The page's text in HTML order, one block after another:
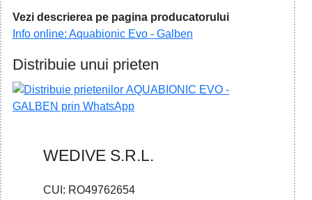
Vezi descrierea pe pagina producatorului
Info online: Aquabionic Evo - Galben
Distribuie unui prieten
WEDIVE S.R.L.
CUI: RO49762654